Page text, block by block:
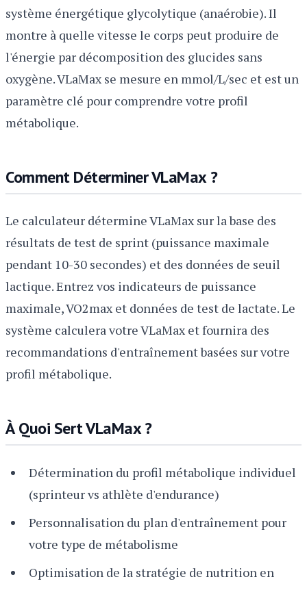
système énergétique glycolytique (anaérobie). Il
montre à quelle vitesse le corps peut produire de
l'énergie par décomposition des glucides sans
oxygène. VLaMax se mesure en mmol/L/sec et est un
paramètre clé pour comprendre votre profil
métabolique.
Comment Déterminer VLaMax ?
Le calculateur détermine VLaMax sur la base des
résultats de test de sprint (puissance maximale
pendant 10-30 secondes) et des données de seuil
lactique. Entrez vos indicateurs de puissance
maximale, VO2max et données de test de lactate. Le
système calculera votre VLaMax et fournira des
recommandations d'entraînement basées sur votre
profil métabolique.
À Quoi Sert VLaMax ?
Détermination du profil métabolique individuel
(sprinteur vs athlète d'endurance)
Personnalisation du plan d'entraînement pour
votre type de métabolisme
Optimisation de la stratégie de nutrition en